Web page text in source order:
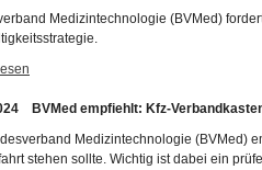
Medizintechnologie (BVMed)
BVMed empfiehlt: Kfz-
Medizintechnologie (BVMed)
stehen sollte. Wichtig ist dabei ein